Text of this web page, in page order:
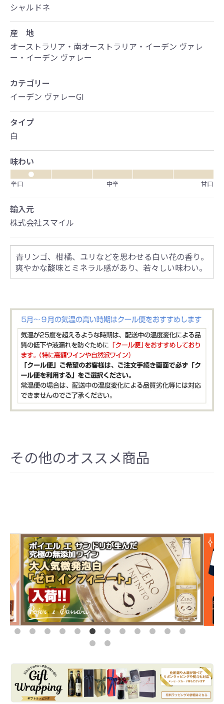
シャルドネ
産 地
オーストラリア・南オーストラリア・イーデン ヴァレ
ー・イーデン ヴァレー
カテゴリー
イーデン ヴァレーGI
タイプ
白
味わい
●
辛口
中辛 甘口
輸入元
株式会社スマイル
青リンゴ、柑橘、ユリなどを思わせる白い花の香り。
爽やかな酸味とミネラル感があり、若々しい味わい。
その他のオススメ商品